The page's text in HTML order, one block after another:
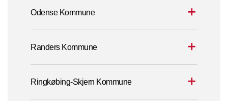
Odense Kommune
Randers Kommune
Ringkøbing-Skjern Kommune